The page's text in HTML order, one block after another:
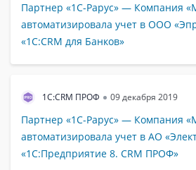
Партнер «1С-Рарус» — Компания
автоматизировала учет в ООО
«1C:CRM для Банков»
1С:CRM ПРОФ 09 декабря 2019
Партнер «1С-Рарус» — Компания
автоматизировала учет в АО
«1С:Предприятие 8. CRM ПРОФ»